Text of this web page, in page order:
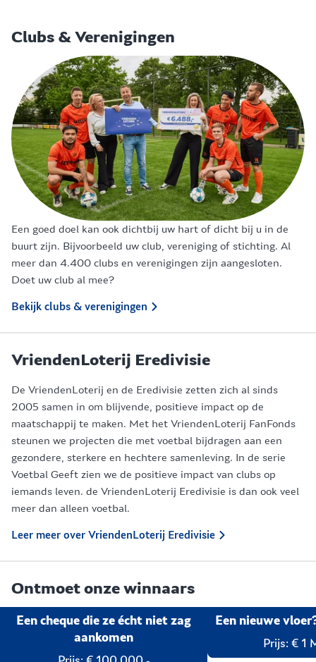
Clubs & Verenigingen
Een goed doel kan ook dichtbij uw hart of dicht bij u in de
buurt zijn. Bijvoorbeeld uw club, vereniging of stichting. Al
meer dan 4.400 clubs en verenigingen zijn aangesloten.
Doet uw club al mee?
Bekijk clubs & verenigingen
VriendenLoterij Eredivisie
De VriendenLoterij en de Eredivisie zetten zich al sinds
2005 samen in om blijvende, positieve impact op de
maatschappij te maken. Met het VriendenLoterij FanFonds
steunen we projecten die met voetbal bijdragen aan een
gezondere, sterkere en hechtere samenleving. In de serie
Voetbal Geeft zien we de positieve impact van clubs op
iemands leven. de VriendenLoterij Eredivisie is dan ook veel
meer dan alleen voetbal.
Leer meer over VriendenLoterij Eredivisie
Ontmoet onze winnaars
Een cheque die ze écht niet zag
aankomen
Een nieuwe
Prijs: € 1